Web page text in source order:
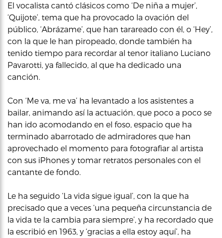
El vocalista cantó clásicos como ‘De niña a mujer’,
‘Quijote’, tema que ha provocado la ovación del
público, ‘Abrázame’, que han tarareado con él, o ‘Hey’,
con la que le han piropeado, donde también ha
tenido tiempo para recordar al tenor italiano Luciano
Pavarotti, ya fallecido, al que ha dedicado una
canción.
Con ‘Me va, me va’ ha levantado a los asistentes a
bailar, animando así la actuación, que poco a poco se
han ido acomodando en el foso, espacio que ha
terminado abarrotado de admiradores que han
aprovechado el momento para fotografiar al artista
con sus iPhones y tomar retratos personales con el
cantante de fondo.
Le ha seguido ‘La vida sigue igual’, con la que ha
precisado que a veces ‘una pequeña circunstancia de
la vida te la cambia para siempre’, y ha recordado que
la escribió en 1963, y ‘gracias a ella estoy aquí’, ha